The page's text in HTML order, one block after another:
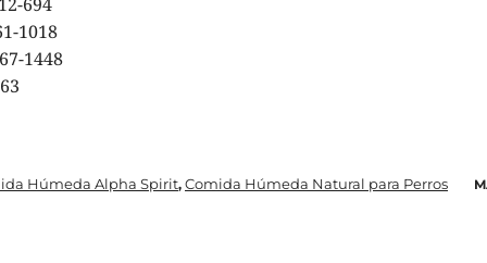
Húmeda Alpha Spirit, Comida Húmeda Natural para Perros